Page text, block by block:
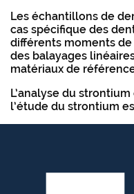
Les échantillons de
cas spécifique des
différents moments de
des balayages
matériaux de
L’analyse du
l’étude du strontium